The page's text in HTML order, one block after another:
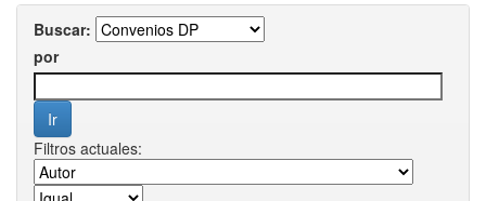
Buscar:
por
Filtros actuales: